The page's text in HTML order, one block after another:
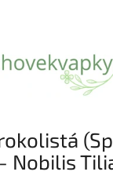
Nobilis